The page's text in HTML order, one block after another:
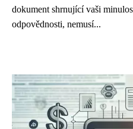
dokument shrnující vaši
odpovědnosti, nemusí...